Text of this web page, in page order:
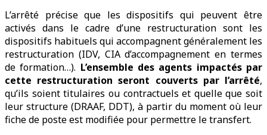
L’arrêté précise que les dispositifs qui peuvent être
activés dans le cadre d’une restructuration sont les
dispositifs habituels qui accompagnent généralement les
restructuration (IDV, CIA d’accompagnement en termes
de formation…). L’ensemble des agents impactés par
cette restructuration seront couverts par l’arrêté,
qu’ils soient titulaires ou contractuels et quelle que soit
leur structure (DRAAF, DDT), à partir du moment où leur
fiche de poste est modifiée pour permettre le transfert.